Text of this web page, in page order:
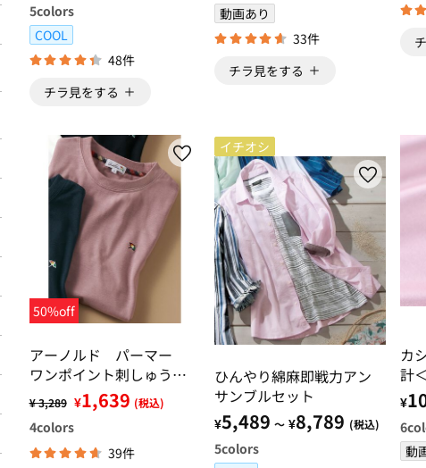
5colors
COOL
48件
チラ見をする
動画あり
33件
チラ見をする
50%off
アーノルド パーマー
ワンポイント刺しゅうベ
ーシックＴシャツ
¥ 3,289 ¥1,639 (税込)
4colors
39件
イチオシ
ひんやり綿麻即戦力アン
サンブルセット
¥5,489 ～ ¥8,789 (税込)
5colors
カ
計
¥
6
動